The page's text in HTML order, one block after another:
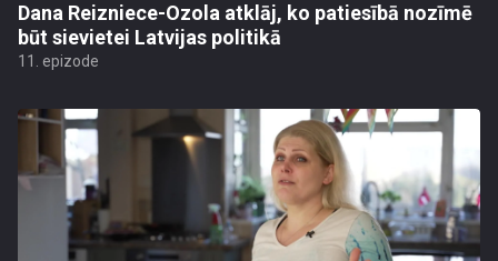
Dana Reizniece-Ozola atklāj, ko patiesībā nozīmē
būt sievietei Latvijas politikā
11. epizode